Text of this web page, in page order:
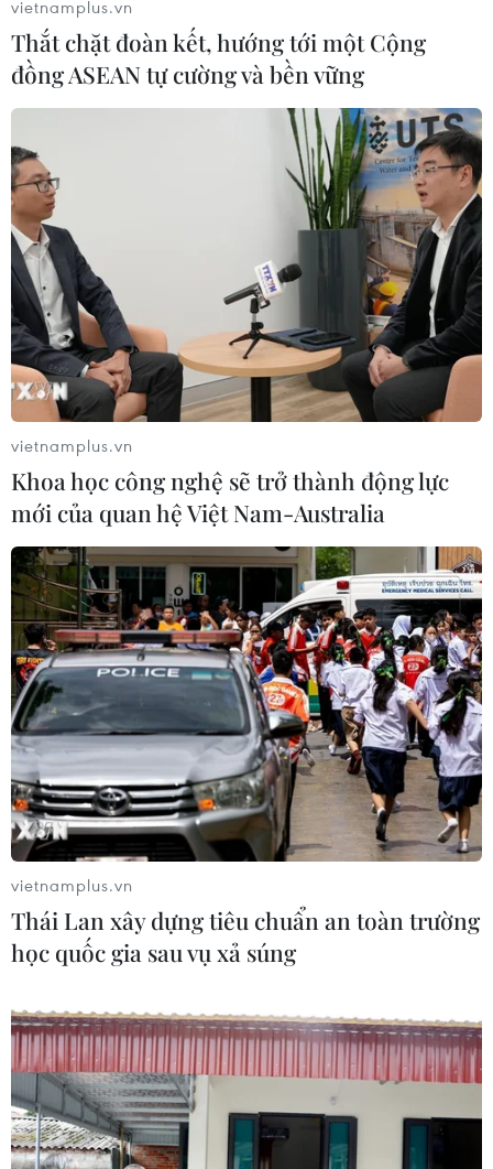
trong năm 2018, chiếm một phần ba lợi nhuận của
Apple trong khối kinh doanh dịch vụ.
Không cạnh tranh nổi, Amazon dừng kinh
doanh trực tuyến ở Trung Quốc
18/04/2019 11:00
Các chuyên gia nhận định việc Amazon rút khỏi mảng
kinh doanh thị trường nội địa ở Trung Quốc đánh dấu
một thất bại của gã khổng lồ này.
vietnamplus.vn
Thắt chặt đoàn kết, hướng tới một Cộng
đồng ASEAN tự cường và bền vững
vietnamplus.vn
Khoa học công nghệ sẽ trở thành động lực
mới của quan hệ Việt Nam-Australia
vietnamplus.vn
Thái Lan xây dựng tiêu chuẩn an toàn trường
học quốc gia sau vụ xả súng